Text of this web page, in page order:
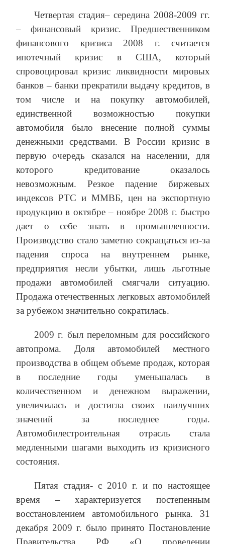
Четвертая стадия– середина 2008-2009 гг.
– финансовый кризис. Предшественником
финансового кризиса 2008 г. считается
ипотечный кризис в США, который
спровоцировал кризис ликвидности мировых
банков – банки прекратили выдачу кредитов, в
том числе и на покупку автомобилей,
единственной возможностью покупки
автомобиля было внесение полной суммы
денежными средствами. В России кризис в
первую очередь сказался на населении, для
которого кредитование оказалось
невозможным. Резкое падение биржевых
индексов РТС и ММВБ, цен на экспортную
продукцию в октябре – ноябре 2008 г. быстро
дает о себе знать в промышленности.
Производство стало заметно сокращаться из-за
падения спроса на внутреннем рынке,
предприятия несли убытки, лишь льготные
продажи автомобилей смягчали ситуацию.
Продажа отечественных легковых автомобилей
за рубежом значительно сократилась.
2009 г. был переломным для российского
автопрома. Доля автомобилей местного
производства в общем объеме продаж, которая
в последние годы уменьшалась в
количественном и денежном выражении,
увеличилась и достигла своих наилучших
значений за последнее годы.
Автомобилестроительная отрасль стала
медленными шагами выходить из кризисного
состояния.
Пятая стадия- с 2010 г. и по настоящее
время – характеризуется постепенным
восстановлением автомобильного рынка. 31
декабря 2009 г. было принято Постановление
Правительства РФ «О проведении